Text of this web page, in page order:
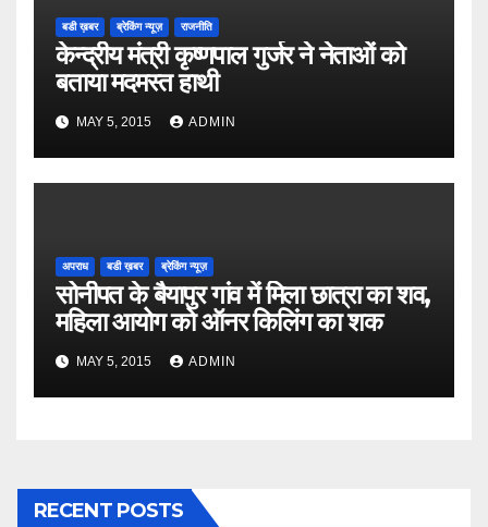
बडी ख़बर ब्रेकिंग न्यूज़ राजनीति
केन्द्रीय मंत्री कृष्णपाल गुर्जर ने नेताओं को
बताया मदमस्त हाथी
MAY 5, 2015 ADMIN
अपराध बडी ख़बर ब्रेकिंग न्यूज़
सोनीपत के बैयापुर गांव में मिला छात्रा का शव,
महिला आयोग को ऑनर किलिंग का शक
MAY 5, 2015 ADMIN
RECENT POSTS